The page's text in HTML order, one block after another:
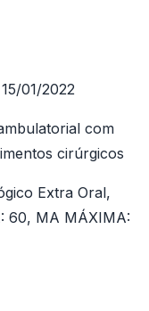
01/2022
com
cirúrgicos
Extra Oral,
60, MA MÁXIMA: